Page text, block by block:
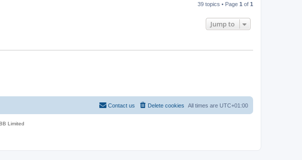
39 topics • Page 1 of 1
Jump to
All times are UTC+01:00
Delete cookies
Contact us
Limited